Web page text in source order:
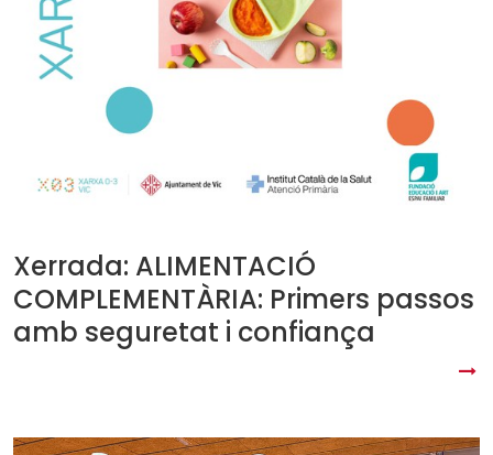
Xerrada: ALIMENTACIÓ
COMPLEMENTÀRIA: Primers passos
amb seguretat i confiança